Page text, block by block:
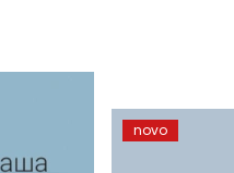
novo